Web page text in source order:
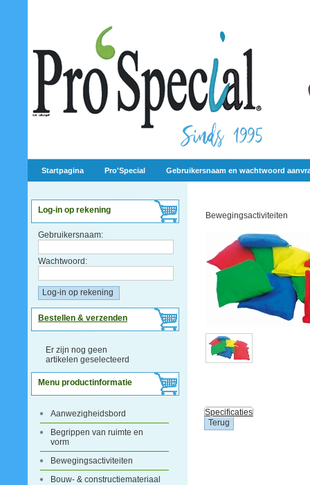
Startpagina Pro'Special Gebruikersnaam en wachtwoord
Log-in op rekening
Gebruikersnaam:
Wachtwoord:
Bestellen & verzenden
Er zijn nog geen
artikelen geselecteerd
Menu productinformatie
Aanwezigheidsbord
Begrippen van ruimte en
vorm
Bewegingsactiviteiten
Bouw- & constructiemateriaal
Bewegingsactiviteiten
Specificaties